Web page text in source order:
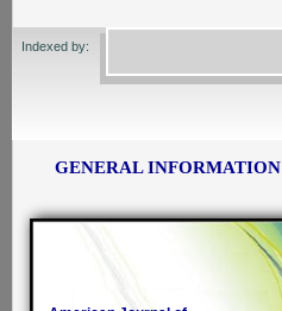
GENERAL INFORMATION
Indexed by: